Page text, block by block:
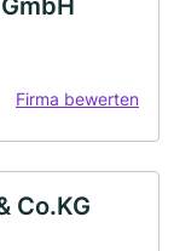
Firma bewerten
Co.KG